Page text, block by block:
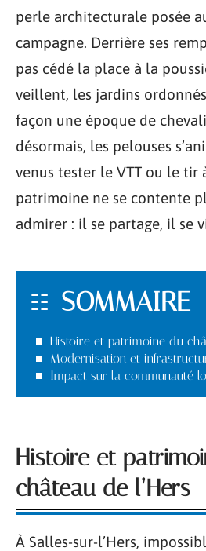
perle architecturale posée
campagne. Derrière ses
pas cédé la place à la
veillent, les jardins
façon une époque de
désormais, les pelouses
venus tester le VTT ou le tir
patrimoine ne se contente
admirer : il se partage, il se
SOMMAIRE
Histoire et patrimoine du
Modernisation et
Impact sur la communauté
Histoire et
château de l’Hers
À Salles-sur-l’Hers,